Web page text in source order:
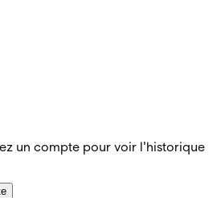
un compte pour voir l'historique